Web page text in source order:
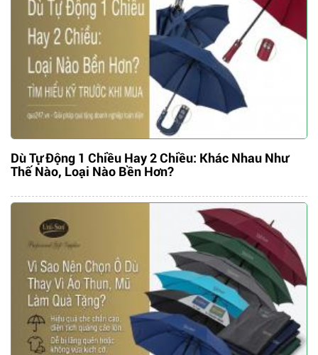
Dù Tự Động 1 Chiều Hay 2 Chiều: Khác Nhau Như
Thế Nào, Loại Nào Bền Hơn?